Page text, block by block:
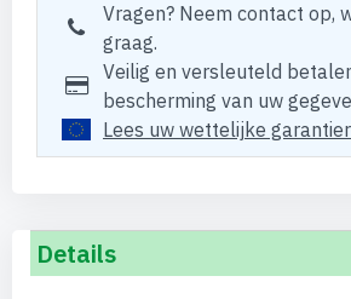
Vragen? Neem contact op,
graag.
Veilig en versleuteld
bescherming van uw
Lees uw wettelijke
Details